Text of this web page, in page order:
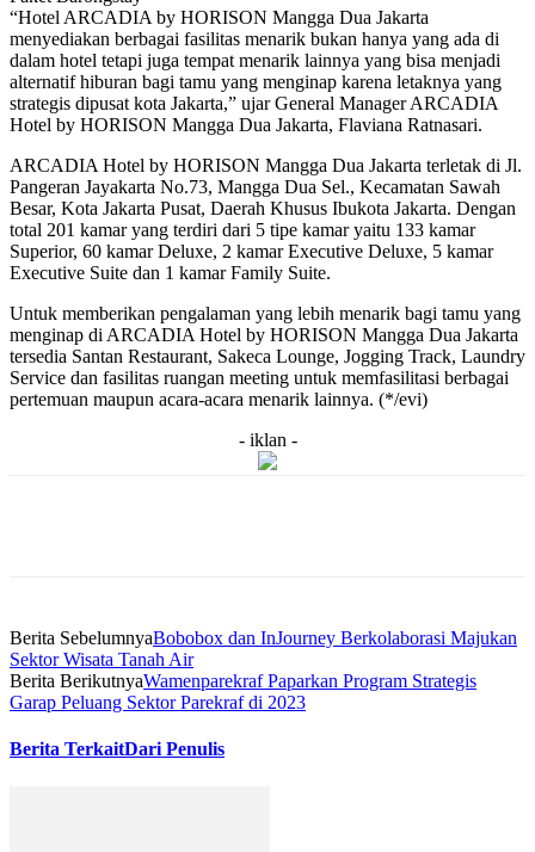
“Hotel ARCADIA by HORISON Mangga Dua Jakarta
menyediakan berbagai fasilitas menarik bukan hanya yang ada di
dalam hotel tetapi juga tempat menarik lainnya yang bisa menjadi
alternatif hiburan bagi tamu yang menginap karena letaknya yang
strategis dipusat kota Jakarta,” ujar General Manager ARCADIA
Hotel by HORISON Mangga Dua Jakarta, Flaviana Ratnasari.
ARCADIA Hotel by HORISON Mangga Dua Jakarta terletak di Jl.
Pangeran Jayakarta No.73, Mangga Dua Sel., Kecamatan Sawah
Besar, Kota Jakarta Pusat, Daerah Khusus Ibukota Jakarta. Dengan
total 201 kamar yang terdiri dari 5 tipe kamar yaitu 133 kamar
Superior, 60 kamar Deluxe, 2 kamar Executive Deluxe, 5 kamar
Executive Suite dan 1 kamar Family Suite.
Untuk memberikan pengalaman yang lebih menarik bagi tamu yang
menginap di ARCADIA Hotel by HORISON Mangga Dua Jakarta
tersedia Santan Restaurant, Sakeca Lounge, Jogging Track, Laundry
Service dan fasilitas ruangan meeting untuk memfasilitasi berbagai
pertemuan maupun acara-acara menarik lainnya. (*/evi)
- iklan -
Berita SebelumnyaBobobox dan InJourney Berkolaborasi Majukan
Sektor Wisata Tanah Air
Berita BerikutnyaWamenparekraf Paparkan Program Strategis
Garap Peluang Sektor Parekraf di 2023
Berita TerkaitDari Penulis